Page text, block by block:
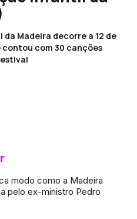
Madeira decorre a 12 de
com 30 canções
modo como a Madeira
pelo ex-ministro Pedro